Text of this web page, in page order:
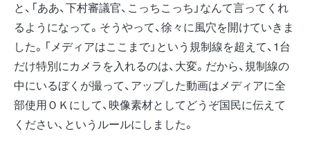
と、「ああ、下村審議官、こっちこっち」なんて言ってくれ
るようになって。そうやって、徐々に風穴を開けていきま
した。「メディアはここまで」という規制線を超えて、1台
だけ特別にカメラを入れるのは、大変。だから、規制線の
中にいるぼくが撮って、アップした動画はメディアに全
部使用ＯＫにして、映像素材としてどうぞ国民に伝えて
ください、というルールにしました。